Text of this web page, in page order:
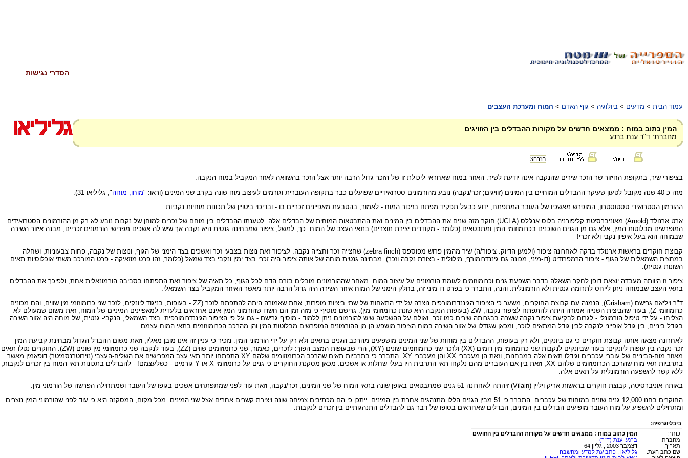
הסדרי נגישות
עמוד הבית > מדעים > ביולוגיה > גוף האדם > המוח ומערכת העצבים
המין כתוב במוח : ממצאים חדשים על מקורות ההבדלים בין הזוויגים
מחברת: ד"ר ענת ברנע
חזרה3
בציפורי שיר, בתקופת החיזור שר הזכר שירים שהנקבה אינה יודעת לשיר. האזור במוח שאחראי ליכולת זו של הזכר גדול הרבה יותר אצל הזכר בהשוואה לאזור המקביל במוח הנקבה.
מזה כ-40 שנה מקובל לטעון שעיקר ההבדלים המוחיים בין המינים (זוויגים; זכר/נקבה) נובע מהורמונים סטרואידיים שפועלים כבר בתקופה העוברית וגורמים לעיצוב מוח שונה בקרב שני המינים (וראו: "
מוחו, מוחה", גליליאו 31).
ההורמון הסטרואידי טסטוסטרון, המופרש מאשכיו של העובר המתפתח, ידוע כבעל תפקיד מפתח בזיכור המוח - לאמור, בהטבעת מאפיינים זכריים בו - ובדיכוי ביטויין של תכונות מוחיות נקביות.
ארט ארנולד (Arnold) מאוניברסיטת קליפורניה בלוס אנג'לס (UCLA) חוקר מזה שנים את ההבדלים בין המינים ואת ההתבטאות המוחית של הבדלים אלה. לטענתו ההבדלים בין מוחם של זכרים למוחן של נקבות נובע לא רק מן ההורמונים הסטרואידים
המופרשים מבלוטות המין, אלא גם מן הגנים השוכנים בכרומוזומי המין ומתבטאים (כלומר - מקודדים יצירת תוצרים) בתאי העצב של המוח. כך, למשל, ציפור שמבחינה גנטית היא נקבה אך שיש לה אשכים מפרישי הורמונים זכריים, מבנה איזור השירה
שבמוחה הוא בעל איפיון נקבי ולא זכרי!
קבוצת חוקרים בראשות ארנולד בדקה לאחרונה ציפור (ולמען הדיוק: ציפור/ה) שיר מהמין פרוש מפוספס (zebra finch) שחצייה זכר וחצייה נקבה. לציפור זאת נוצות בצבעי זכר ואשכים בצד הימני של הגוף, ונוצות של נקבה, פחות צבעוניות, ושחלה
במחצית השמאלית של הגוף - ציפור הרמפרודיט (דו-מיני; מכונה גם גיננדרומורף, מילולית - בצורת נקבה וזכר). מבחינה גנטית מוחה של אותה ציפור היה זכרי בצד ימין ונקבי בצד שמאל (כלומר, זהו פרט מוזאיקה - פרט המורכב משתי אוכלוסיות תאים
השונות גנטית).
ציפור זו היוותה מעבדה יוצאת דופן לחקר השאלה בדבר השפעת גנים וכרומוזומים לעומת הורמונים על עיצוב המוח. מאחר שההורמונים מובלים בזרם הדם לכל הגוף, כל תאיה של ציפור זאת התפתחו בסביבה הורמונאלית אחת, ולפיכך את ההבדלים
בתאי העצב שבמוחה ניתן לייחס לתרומה גנטית ולא הורמונלית. והנה, התברר כי בפרט דו-מיני זה, בחלק הימני של המוח איזור השירה היה גדול הרבה יותר מאשר האיזור המקביל בצד השמאלי.
ד"ר ויליאם גרישם (Grisham), הנמנה עם קבוצת החוקרים, משער כי הציפור הגיננדרומורפית נוצרה על ידי התאחות של שתי ביציות מופרות, אחת שאמורה היתה להתפתח לזכר (ZZ - בעופות, בניגוד ליונקים, לזכר שני כרומוזומי מין שווים, והם מכונים
כרומוזומי Z), בעוד שהביצית השנייה אמורה היתה להתפתח לציפור נקבה, ZW (בעופות הנקבה היא שונת כרומוזומי מין). גרישם מוסיף כי מזה זמן הם חשדו שהורמוני המין אינם אחראים בלעדית למאפיינים המיניים של המוח, זאת משום שמעולם לא
הצליחו - על ידי טיפול הורמונלי - לגרום לבקיעת ציפור נקבה ששרה בבגרותה שירים כמו זכר. ואולם על ההשפעה שיש להורמונים ניתן ללמוד - מוסיף גרישם - גם על פי הציפור הגיננדרומורפית: בצד השמאלי, הנקבי- גנטית, של מוחה היה אזור השירה
בגודל ביניים, בין גודל אופייני לנקבה לבין גודל המתאים לזכר, ומכאן שגודלו של אזור השירה במוח הציפור מושפע הן מן ההורמונים המופרשים מבלוטות המין והן מהרכב הכרומוזומים בתאי המוח עצמם.
לאחרונה מצאה אותה קבוצת חוקרים כי גם ביונקים, ולא רק בעופות, ההבדלים בין מוחות של שני המינים מושפעים מהרכב הגנים בתאים ולא רק על-ידי הורמוני המין. נזכיר כי עניין זה אינו מובן מאליו, וזאת משום ההבדל הגדול מבחינת קביעת המין
זכר-נקבה בין עופות ליונקים: בעוד שביונקים לנקבות שני כרומוזומי מין דומים (XX) ולזכר שני כרומוזומים שונים (XY), הרי שבעופות המצב הפוך: לזכרים, כאמור, שני כרומוזומים שווים (ZZ), בעוד לנקבה שני כרומוזומי מין שונים (ZW). החוקרים נטלו תאים
מאזור מוח-הביניים של עוברי עכברים וגידלו תאים אלה במבחנות, וזאת הן מעכברי XX והן מעכברי XY. התברר כי בתרביות תאים שהרכב הכרומוזומים שלהם XY התפתחו יותר תאי עצב המפרישים את השליח-העצבי (נוירוטרנסמיטר) דופאמין מאשר
בתרביות תאי מוח שהרכב הכרומוזומים שלהם XX, וזאת בין אם העוברים מהם נלקחו תאי התרבית היו בעלי שחלות או אשכים. מכאן מסקנת החוקרים כי גנים על כרומוזומי X או Y גורמים - כשלעצמם! - להבדלים בתכונות תאי המוח בין זכרים לנקבות,
ללא קשר להשפעה הורמונלית על תאים אלה.
באותה אוניברסיטה, קבוצת חוקרים בראשות אריק ויליין (Vilain) זיהתה לאחרונה 51 גנים שמתבטאים באופן שונה בתאי המוח של שני המינים, זכר/נקבה, וזאת עוד לפני שמתפתחים אשכים בגופו של העובר ושמתחילה הפרשה של הורמוני מין.
החוקרים בחנו 12,000 גנים שונים במוחות של עכברים. התברר כי 51 מבין הגנים הללו מתנהגים אחרת בין המינים. ייתכן כי הם מכתיבים צמיחה שונה ויצירת קשרים אחרים אצל שני המינים. מכל מקום, המסקנה היא כי עוד לפני שהורמוני המין נוצרים
ומתחילים להשפיע על מוח העובר מופיעים הבדלים בין המינים, הבדלים שאחראים בסופו של דבר גם להבדלים התנהגותיים בין זכרים לנקבות.
ביבליוגרפיה:
כותר:
המין כתוב במוח : ממצאים חדשים על מקורות ההבדלים בין הזוויגים
מחברת:
ברנע, ענת (ד"ר)
תאריך:
דצמבר 2003 , גליון 64
שם כתב העת:
גליליאו : כתב עת למדע ומחשבה